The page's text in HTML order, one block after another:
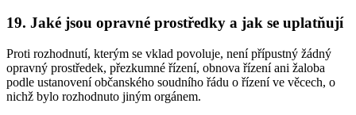
19. Jaké jsou opravné prostředky a jak se uplatňují
Proti rozhodnutí, kterým se vklad povoluje, není přípustný žádný
opravný prostředek, přezkumné řízení, obnova řízení ani žaloba
podle ustanovení občanského soudního řádu o řízení ve věcech, o
nichž bylo rozhodnuto jiným orgánem.